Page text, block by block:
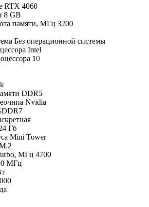
RTX 4060
8 GB
памяти, МГц 3200
Без операционной системы
Intel
10
DDR5
Nvidia
Гб
Mini Tower
МГц 4700
МГц